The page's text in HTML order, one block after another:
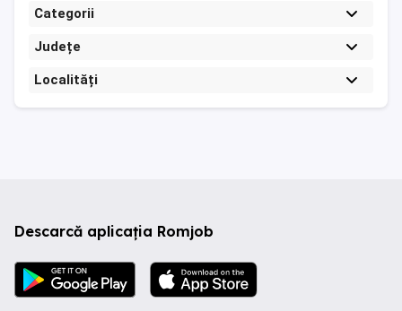
Categorii
Județe
Localități
Descarcă aplicația Romjob